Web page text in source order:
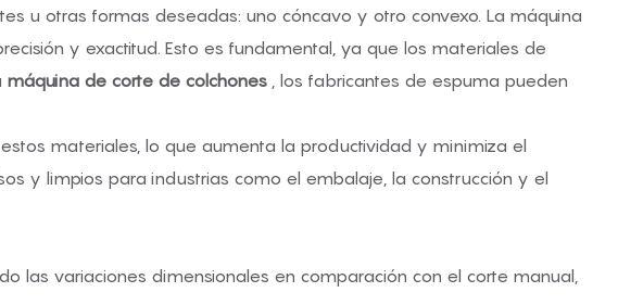
u otras formas deseadas: uno cóncavo y otro convexo. La máquina
y exactitud. Esto es fundamental, ya que los materiales de
máquina de corte de colchones , los fabricantes de espuma pueden
materiales, lo que aumenta la productividad y minimiza el
y limpios para industrias como el embalaje, la construcción y el
las variaciones dimensionales en comparación con el corte manual,